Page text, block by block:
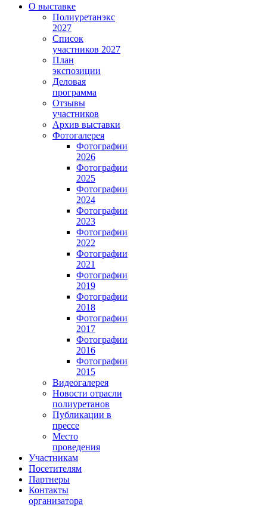
О выставке
Полиуретанэкс
2027
Список
участников 2027
План
экспозиции
Деловая
программа
Отзывы
участников
Архив выставки
Фотогалерея
Фотографии
2026
Фотографии
2025
Фотографии
2024
Фотографии
2023
Фотографии
2022
Фотографии
2021
Фотографии
2019
Фотографии
2018
Фотографии
2017
Фотографии
2016
Фотографии
2015
Видеогалерея
Новости отрасли
полиуретанов
Публикации в
прессе
Место
проведения
Участникам
Посетителям
Партнеры
Контакты
организатора